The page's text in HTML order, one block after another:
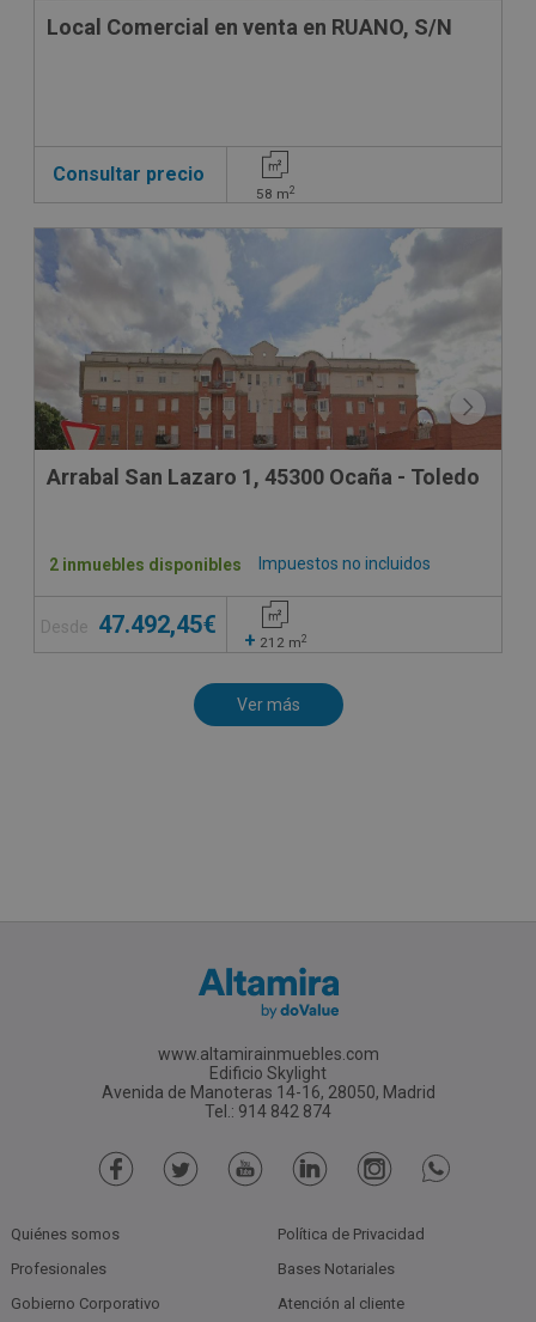
Local Comercial en venta en RUANO, S/N
Consultar precio
58 m2
Arrabal San Lazaro 1, 45300 Ocaña - Toledo
Impuestos no incluidos
2 inmuebles disponibles
Desde 47.492,45€
+ 212 m2
www.altamirainmuebles.com
Edificio Skylight
Avenida de Manoteras 14-16, 28050, Madrid
Tel.: 914 842 874
Quiénes somos
Profesionales
Gobierno Corporativo
Política de Privacidad
Bases Notariales
Atención al cliente